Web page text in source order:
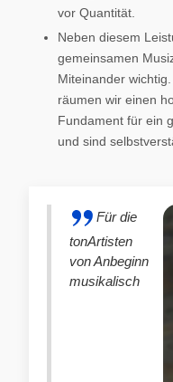
vor Quantität.
Neben diesem
gemeinsamen
Miteinander
räumen wir einen
Fundament für ein
und sind
Für die
tonArtisten
von Anbeginn
musikalisch